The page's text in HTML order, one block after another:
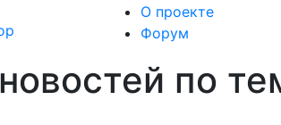
О проекте
Форум
по